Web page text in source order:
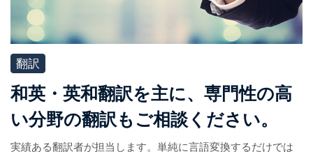
翻訳
和英・英和翻訳を主に、専門性の高
い分野の翻訳もご相談ください。
実績ある翻訳者が担当します。単純に言語変換するだけでは